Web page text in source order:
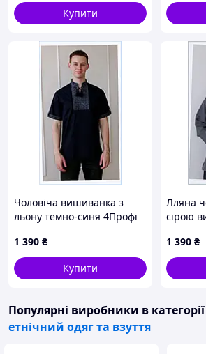
Купити
Чоловіча вишиванка з
льону темно-синя 4Профі
1 390 ₴
Купити
Лляна
сірою
1 390 ₴
Популярні виробники в категорії
етнічний одяг та взуття